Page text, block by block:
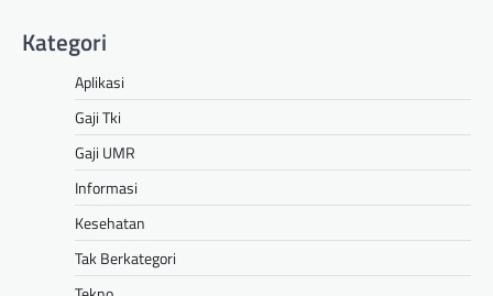
Kategori
Aplikasi
Gaji Tki
Gaji UMR
Informasi
Kesehatan
Tak Berkategori